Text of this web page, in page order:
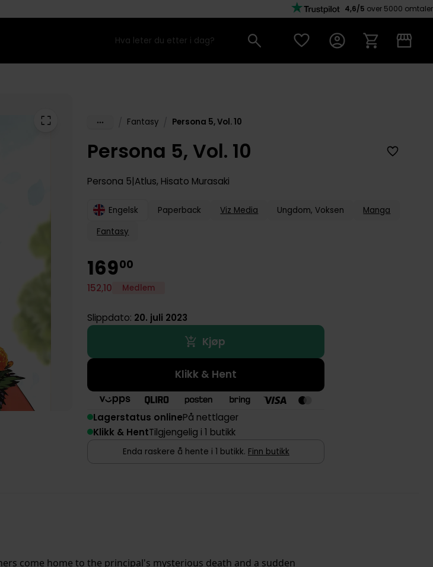
4,6/5 over 5000 omtaler
Fantasy Persona 5, Vol. 10
Persona 5, Vol. 10
Persona 5 Atlus, Hisato Murasaki
Engelsk Paperback Viz Media Ungdom, Voksen
Manga
Fantasy
16900
152,10 Medlem
Slippdato: 20. juli 2023
Kjøp
Klikk & Hent
Lagerstatus onlinePå nettlager
Klikk & HentTilgjengelig i 1 butikk
Enda raskere å hente i 1 butikk. Finn butikk
come home to the principal's mysterious death and a sudden